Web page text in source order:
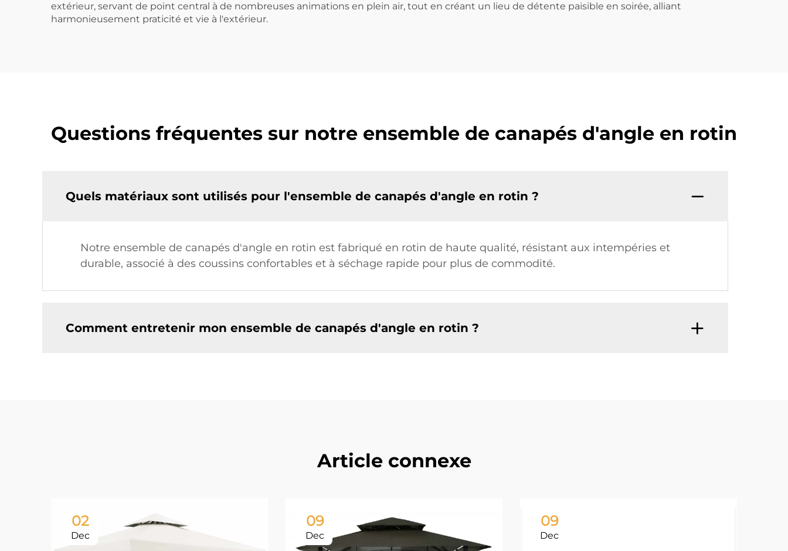
extérieur, servant de point central à de nombreuses animations en plein air, tout en créant un lieu de détente paisible en soirée, alliant
harmonieusement praticité et vie à l'extérieur.
Questions fréquentes sur notre ensemble de canapés d'angle en rotin
Quels matériaux sont utilisés pour l'ensemble de canapés d'angle en rotin ?
Notre ensemble de canapés d'angle en rotin est fabriqué en rotin de haute qualité, résistant aux intempéries et
durable, associé à des coussins confortables et à séchage rapide pour plus de commodité.
Comment entretenir mon ensemble de canapés d'angle en rotin ?
Article connexe
02
Dec
09
Dec
09
Dec